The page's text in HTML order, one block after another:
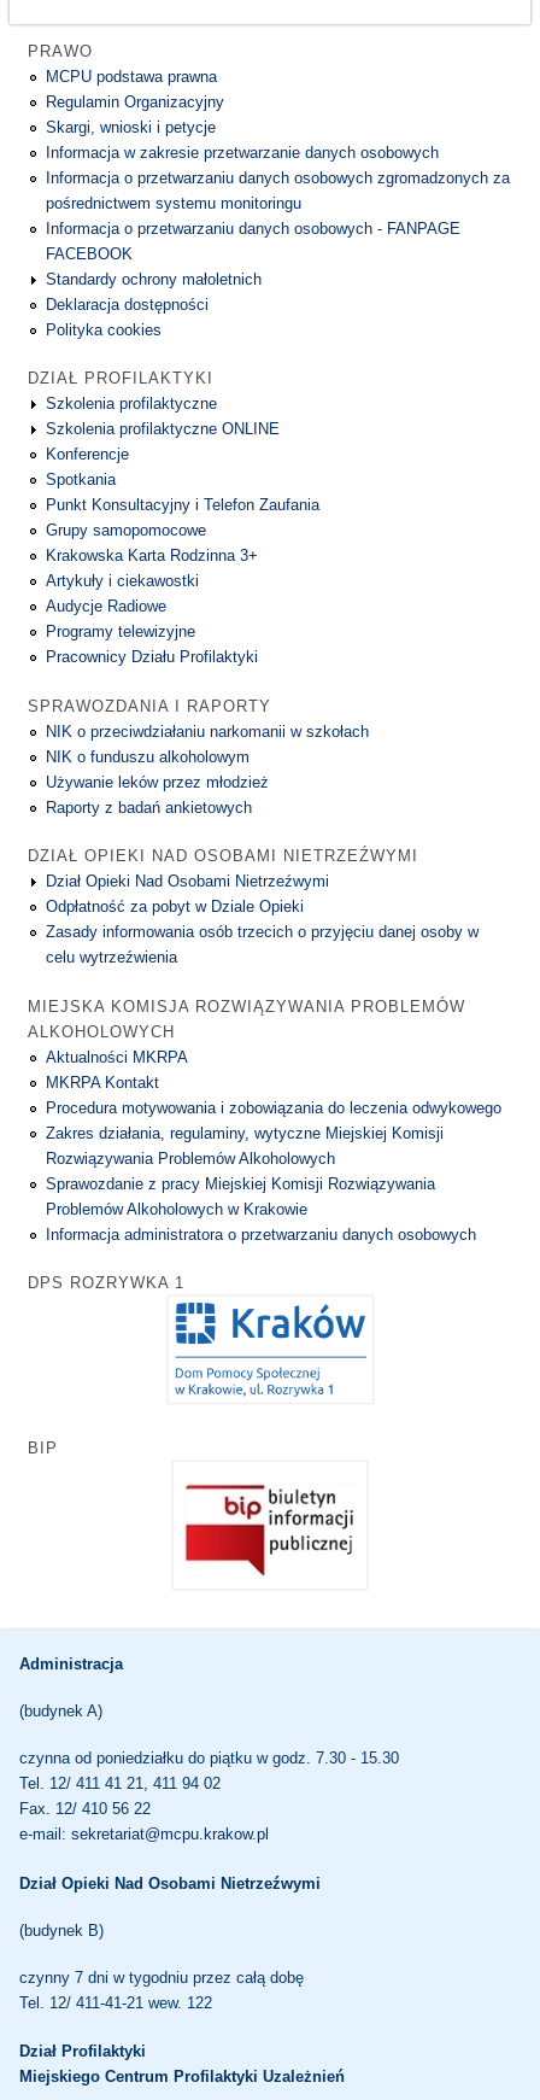
PRAWO
MCPU podstawa prawna
Regulamin Organizacyjny
Skargi, wnioski i petycje
Informacja w zakresie przetwarzanie danych osobowych
Informacja o przetwarzaniu danych osobowych zgromadzonych za
pośrednictwem systemu monitoringu
Informacja o przetwarzaniu danych osobowych - FANPAGE
FACEBOOK
Standardy ochrony małoletnich
Deklaracja dostępności
Polityka cookies
DZIAŁ PROFILAKTYKI
Szkolenia profilaktyczne
Szkolenia profilaktyczne ONLINE
Konferencje
Spotkania
Punkt Konsultacyjny i Telefon Zaufania
Grupy samopomocowe
Krakowska Karta Rodzinna 3+
Artykuły i ciekawostki
Audycje Radiowe
Programy telewizyjne
Pracownicy Działu Profilaktyki
SPRAWOZDANIA I RAPORTY
NIK o przeciwdziałaniu narkomanii w szkołach
NIK o funduszu alkoholowym
Używanie leków przez młodzież
Raporty z badań ankietowych
DZIAŁ OPIEKI NAD OSOBAMI NIETRZEŹWYMI
Dział Opieki Nad Osobami Nietrzeźwymi
Odpłatność za pobyt w Dziale Opieki
Zasady informowania osób trzecich o przyjęciu danej osoby w
celu wytrzeźwienia
MIEJSKA KOMISJA ROZWIĄZYWANIA PROBLEMÓW
ALKOHOLOWYCH
Aktualności MKRPA
MKRPA Kontakt
Procedura motywowania i zobowiązania do leczenia odwykowego
Zakres działania, regulaminy, wytyczne Miejskiej Komisji
Rozwiązywania Problemów Alkoholowych
Sprawozdanie z pracy Miejskiej Komisji Rozwiązywania
Problemów Alkoholowych w Krakowie
Informacja administratora o przetwarzaniu danych osobowych
DPS ROZRYWKA 1
BIP
Administracja
(budynek A)
czynna od poniedziałku do piątku w godz. 7.30 - 15.30
Tel. 12/ 411 41 21, 411 94 02
Fax. 12/ 410 56 22
e-mail: sekretariat@mcpu.krakow.pl
Dział Opieki Nad Osobami Nietrzeźwymi
(budynek B)
czynny 7 dni w tygodniu przez całą dobę
Tel. 12/ 411-41-21 wew. 122
Dział Profilaktyki
Miejskiego Centrum Profilaktyki Uzależnień